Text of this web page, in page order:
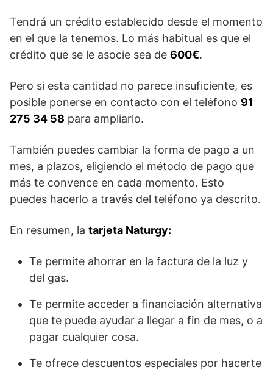
Tendrá un crédito establecido desde el momento
en el que la tenemos. Lo más habitual es que el
crédito que se le asocie sea de 600€.
Pero si esta cantidad no parece insuficiente, es
posible ponerse en contacto con el teléfono 91
275 34 58 para ampliarlo.
También puedes cambiar la forma de pago a un
mes, a plazos, eligiendo el método de pago que
más te convence en cada momento. Esto
puedes hacerlo a través del teléfono ya descrito.
En resumen, la tarjeta Naturgy:
Te permite ahorrar en la factura de la luz y
del gas.
Te permite acceder a financiación alternativa
que te puede ayudar a llegar a fin de mes, o a
pagar cualquier cosa.
Te ofrece descuentos especiales por hacerte